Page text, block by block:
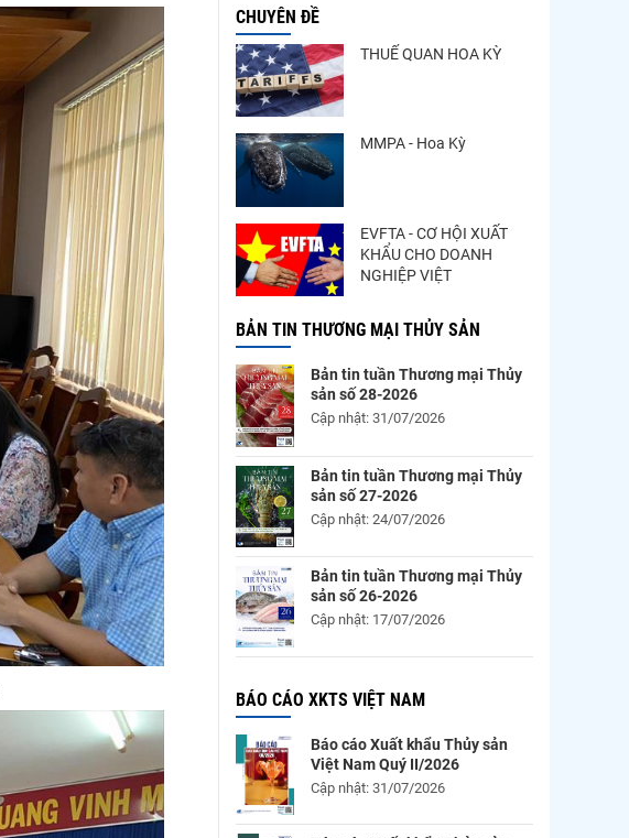
CHUYÊN ĐỀ
THUẾ QUAN HOA KỲ
MMPA - Hoa Kỳ
EVFTA - CƠ HỘI XUẤT
KHẨU CHO DOANH
NGHIỆP VIỆT
BẢN TIN THƯƠNG MẠI THỦY SẢN
Bản tin tuần Thương mại Thủy
sản số 28-2026
Cập nhật: 31/07/2026
Bản tin tuần Thương mại Thủy
sản số 27-2026
Cập nhật: 24/07/2026
Bản tin tuần Thương mại Thủy
sản số 26-2026
Cập nhật: 17/07/2026
BÁO CÁO XKTS VIỆT NAM
Báo cáo Xuất khẩu Thủy sản
Việt Nam Quý II/2026
Cập nhật: 31/07/2026